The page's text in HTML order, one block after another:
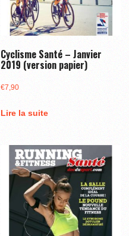
Cyclisme Santé – Janvier
2019 (version papier)
€7,90
Lire la suite